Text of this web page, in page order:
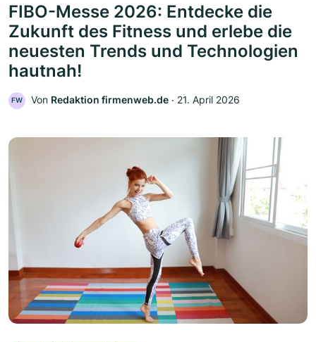
FIBO-Messe 2026: Entdecke die
Zukunft des Fitness und erlebe die
neuesten Trends und Technologien
hautnah!
FW Von Redaktion firmenweb.de ‧ 21. April 2026